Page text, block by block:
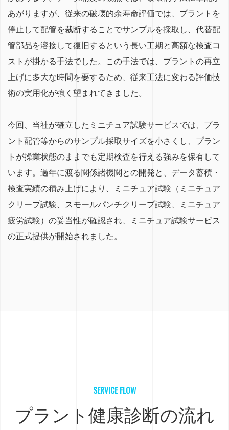
あがりますが、従来の破壊的余寿命評価では、プラントを
停止して配管を裁断することでサンプルを採取し、代替配
管部品を溶接して復旧するという長い工期と高額な検査コ
ストが掛かる手法でした。この手法では、プラントの再立
上げに多大な時間を要するため、従来工法に変わる評価技
術の実用化が強く望まれてきました。
今回、当社が確立したミニチュア試験サービスでは、プラ
ント配管等からのサンプル採取サイズを小さくし、プラン
トが操業状態のままでも定期検査を行える強みを保有して
います。過年に渡る関係諸機関との開発と、データ蓄積・
検査実績の積み上げにより、ミニチュア試験（ミニチュア
クリープ試験、スモールパンチクリープ試験、ミニチュア
疲労試験）の妥当性が確認され、ミニチュア試験サービス
の正式提供が開始されました。
SERVICE FLOW
プラント健康診断の流れ